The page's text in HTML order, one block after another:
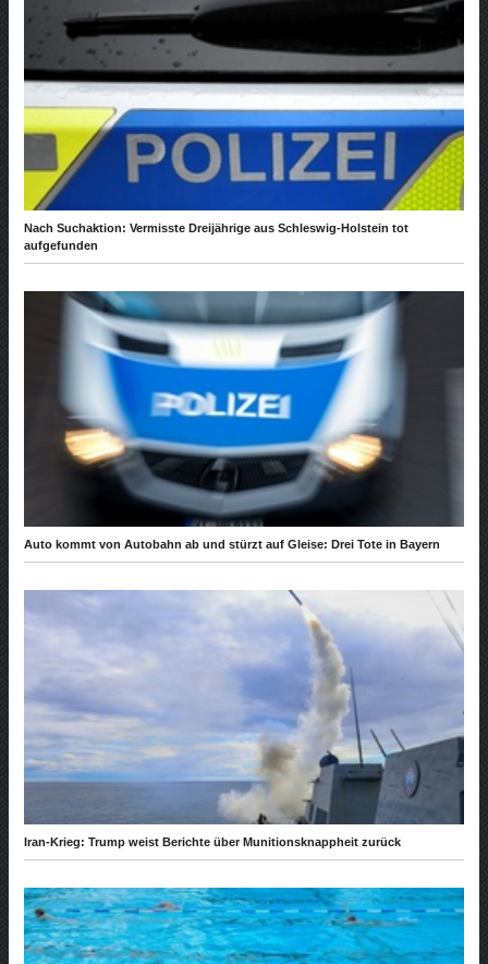
Nach Suchaktion: Vermisste Dreijährige aus Schleswig-Holstein tot
aufgefunden
Auto kommt von Autobahn ab und stürzt auf Gleise: Drei Tote in Bayern
Iran-Krieg: Trump weist Berichte über Munitionsknappheit zurück